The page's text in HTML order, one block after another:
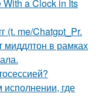
a Clock in Its
(t. me/Chatgpt_Pr.
миддлтон в рамках
где